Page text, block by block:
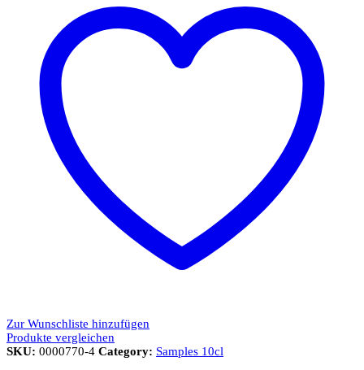
Zur Wunschliste hinzufügen
Produkte vergleichen
SKU: 0000770-4 Category: Samples 10cl